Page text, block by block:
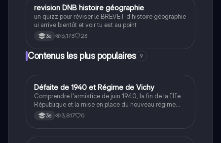
comprendre les enjeux et les conséquences de ce
conflit majeur.
RHistoire
revision DNB histoire géographie
un quizz pour réviser le BREVET d'histoire géographie
ui arrive bientôt et voir tu est au point
3e 6,173 23
Contenus les plus populaires 9
DHistoire
Défaite de 1940 et Régime de Vichy
Comprendre l'armistice de juin 1940, la fin de la IIIe
République et la mise en place du nouveau régime
autoritaire de Philippe Pétain.
3e 3,817 0